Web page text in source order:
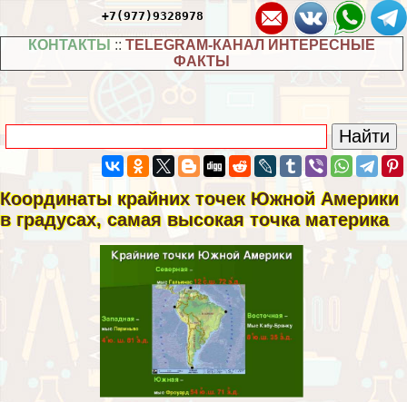
+7(977)9328978
КОНТАКТЫ :: TELEGRAM-КАНАЛ ИНТЕРЕСНЫЕ
ФАКТЫ
Координаты крайних точек Южной Америки
в градусах, самая высокая точка материка